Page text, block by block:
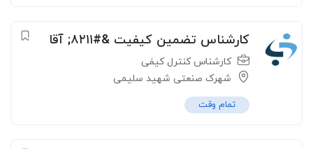
کارشناس تضمین کیفیت &#۸۲۱۱; آقا
کارشناس کنترل کیفی
شهرک صنعتی شهید سلیمی
تمام وقت